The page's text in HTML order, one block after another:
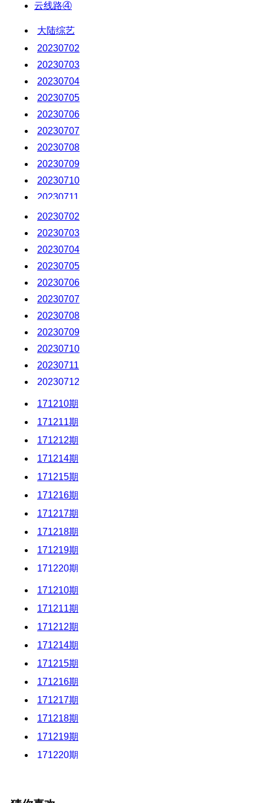
云线路④
大陆综艺
20230702
20230703
20230704
20230705
20230706
20230707
20230708
20230709
20230710
20230711
20230712
20230713
20230714
20230715
20230716
20230717
20230718
20230719
20230720
20230721
20230722
20230725
20230726
20230727
20230728
20230729
20230730
20230731
20230801
20230804
20230805
20230806
20230807
20230808
20230809
20230812
20230813
20230814
20230702
20230703
20230704
20230705
20230706
20230707
20230708
20230709
20230710
20230711
20230712
20230713
20230716
20230717
20230718
20230719
20230720
20230721
20230722
20230723
20230725
20230726
20230727
20230728
20230729
20230730
20230731
20230801
20230804
171210期
171211期
171212期
171214期
171215期
171216期
171217期
171218期
171219期
171220期
171221期
171222期
171223期
171224期
171225期
171226期
171227期
171228期
171229期
171230期
171210期
171211期
171212期
171214期
171215期
171216期
171217期
171218期
171219期
171220期